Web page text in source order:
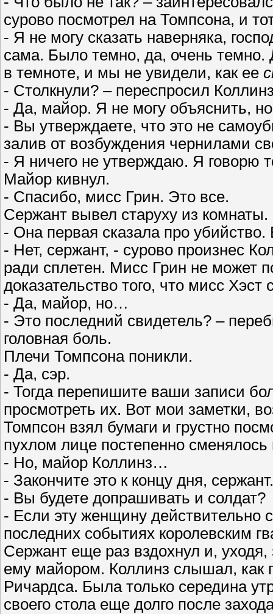
сурово посмотрел на Томпсона, и
- Я не могу сказать наверняка,
сама. Было темно, да, очень темно.
в темноте, и мы не увидели, как ее
- Столкнули? – переспросил
- Да, майор. Я не могу объяснить,
- Вы утверждаете, что это не
залив от возбуждения чернилами
- Я ничего не утверждаю. Я говорю
Майор кивнул.
- Спасибо, мисс Грин. Это все.
Сержант вывел старуху из
- Она первая сказала про
- Нет, сержант, - сурово произнес
ради сплетен. Мисс Грин не может
доказательство того, что мисс
- Да, майор, но…
- Это последний свидетель? –
головная боль.
Плечи Томпсона поникли.
- Да, сэр.
- Тогда перепишите ваши записи
просмотреть их. Вот мои заметки,
Томпсон взял бумаги и грустно
пухлом лице постепенно
- Но, майор Коллинз…
- Закончите это к концу дня,
- Вы будете допрашивать и солдат?
- Если эту женщину действительно
последних событиях королевским
Сержант еще раз вздохнул и,
ему майором. Коллинз слышал, как
Ричардса. Была только середина
своего стола еще долго после